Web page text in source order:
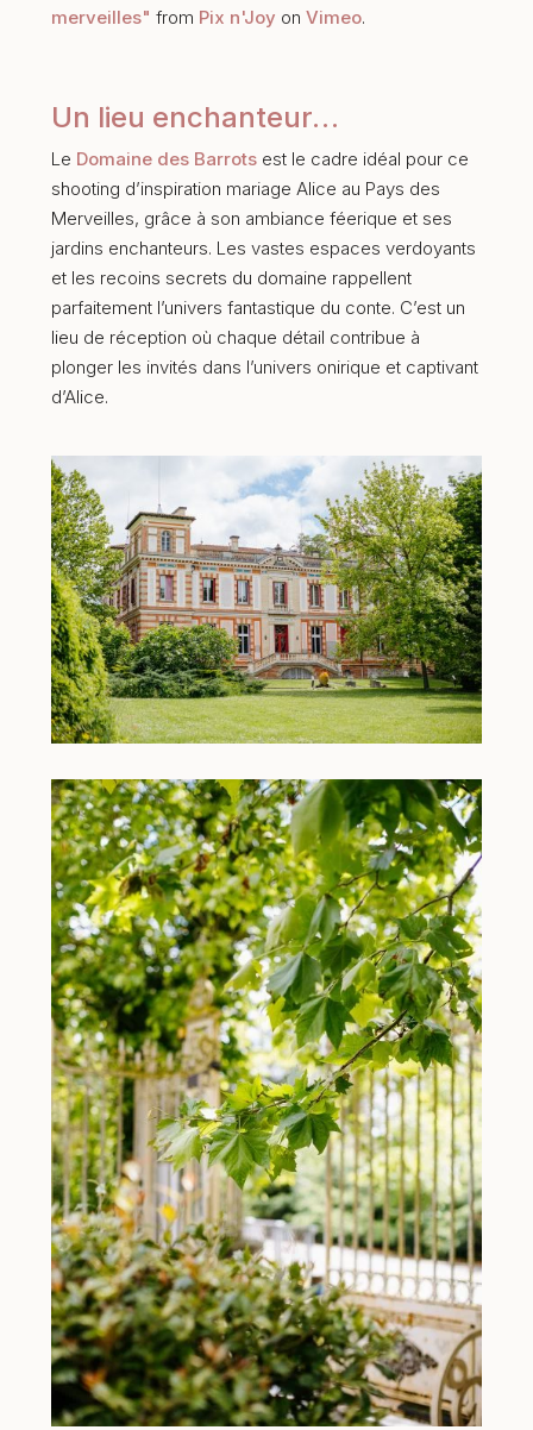
merveilles" from Pix n'Joy on Vimeo.
Un lieu enchanteur…
Le Domaine des Barrotsest le cadre idéal pour ce
shooting d’inspiration mariage Alice au Pays des
Merveilles, grâce à son ambiance féerique et ses
jardins enchanteurs. Les vastes espaces verdoyants
et les recoins secrets du domaine rappellent
parfaitement l’univers fantastique du conte. C’est un
lieu de réception où chaque détail contribue à
plonger les invités dans l’univers onirique et captivant
d’Alice.